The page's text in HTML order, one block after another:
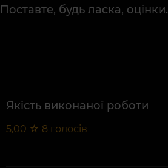
Поставте, будь ласка, оцінки.
Якість виконаної роботи
5,00 ☆ 8 голосів